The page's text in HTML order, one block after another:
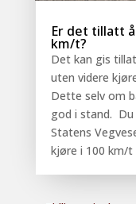
Er det tillatt
km/t?
Det kan gis
uten videre
Dette selv om
god i stand.
Statens
kjøre i 100 km/t